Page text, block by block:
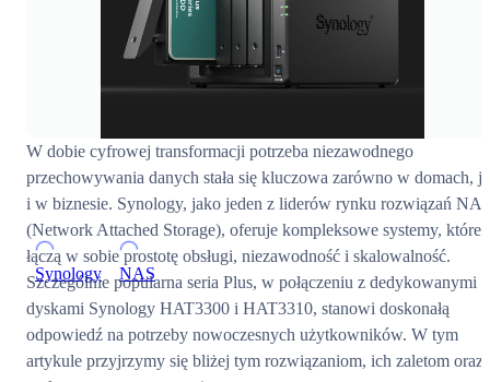
W dobie cyfrowej transformacji potrzeba niezawodnego
przechowywania danych stała się kluczowa zarówno w domach,
i w biznesie. Synology, jako jeden z liderów rynku rozwiązań
(Network Attached Storage), oferuje kompleksowe systemy, które
łączą w sobie prostotę obsługi, niezawodność i skalowalność.
Szczególnie popularna seria Plus, w połączeniu z dedykowanymi
dyskami Synology HAT3300 i HAT3310, stanowi doskonałą
odpowiedź na potrzeby nowoczesnych użytkowników. W tym
artykule przyjrzymy się bliżej tym rozwiązaniom, ich zaletom oraz
Synology NAS